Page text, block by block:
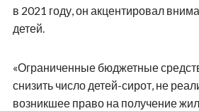
в 2021 году, он акцентировал
детей.
«Ограниченные бюджетные
снизить число детей-сирот, не
возникшее право на получение